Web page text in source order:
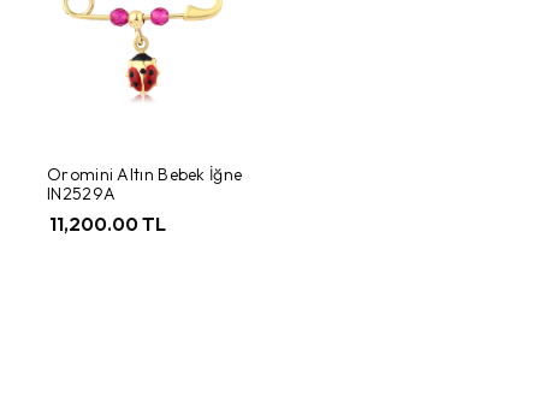
Oromini Altın Bebek İğne
IN2529A
11,200.00 TL